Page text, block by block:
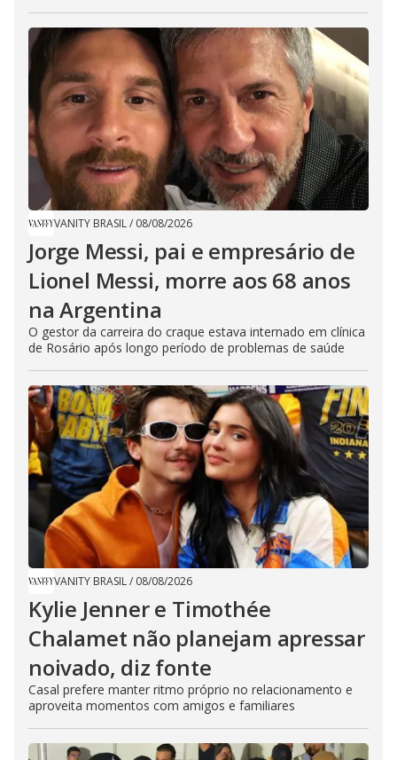
VANITY BRASIL/ 08/08/2026
Jorge Messi, pai e empresário de
Lionel Messi, morre aos 68 anos
na Argentina
O gestor da carreira do craque estava internado em clínica
de Rosário após longo período de problemas de saúde
VANITY BRASIL/ 08/08/2026
Kylie Jenner e Timothée
Chalamet não planejam apressar
noivado, diz fonte
Casal prefere manter ritmo próprio no relacionamento e
aproveita momentos com amigos e familiares